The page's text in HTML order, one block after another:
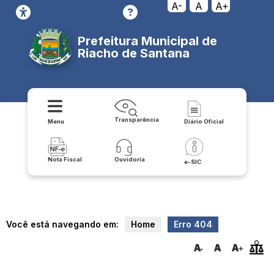
transparencia/receitas/receitas_anos_anteriores_
A- A A+
Prefeitura Municipal de
Riacho de Santana
Menu Transparência Diário Oficial
Nota Fiscal Ouvidoria e-SIC
Você está navegando em: Home Erro 404